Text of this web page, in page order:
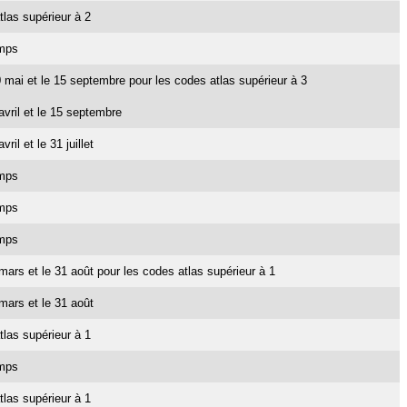
supérieur à 2
et le 15 septembre pour les codes atlas supérieur à 3
et le 15 septembre
et le 31 juillet
et le 31 août pour les codes atlas supérieur à 1
et le 31 août
supérieur à 1
supérieur à 1